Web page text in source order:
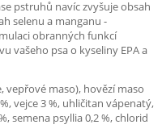
pstruhů navíc zvyšuje obsah
selenu a manganu -
obranných funkcí
vašeho psa o kyseliny EPA a
vepřové maso), hovězí maso
vejce 3 %, uhličitan vápenatý,
semena psyllia 0,2 %, chlorid